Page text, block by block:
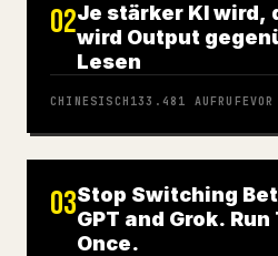
02Je stärker KI
wird Output
Lesen
CHINESISCH 133.481 AUFRUFE
03Stop Switching
GPT and Grok.
Once.